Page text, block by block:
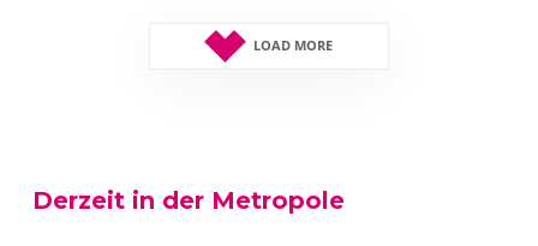
LOAD MORE
Derzeit in der Metropole